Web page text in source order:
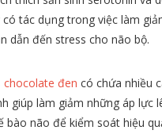
có tác dụng trong việc làm
dẫn đến stress cho não bộ.
chocolate đen có chứa nhiều
giúp làm giảm những áp lực
bào não để kiểm soát hiệu